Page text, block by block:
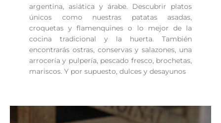
argentina, asiática y árabe. Descubrir platos
únicos como nuestras patatas asadas,
croquetas y flamenquines o lo mejor de la
cocina tradicional y la huerta. También
encontrarás ostras, conservas y salazones, una
arrocería y pulpería, pescado fresco, brochetas,
mariscos. Y por supuesto, dulces y desayunos